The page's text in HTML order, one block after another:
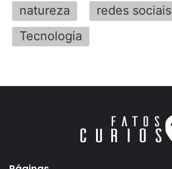
natureza
redes sociais
Tecnologia